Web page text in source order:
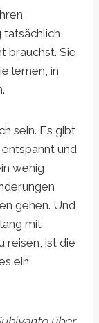
tatsächlich
brauchst. Sie
lernen, in
sein. Es gibt
und
wenig
gehen. Und
mit
reisen, ist die
ein